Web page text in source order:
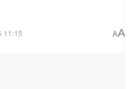
11:15 AA